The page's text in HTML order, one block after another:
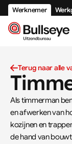
Terug naar alle
Als timmerman
en afwerken van
kozijnen en
de hand van
Werknemer